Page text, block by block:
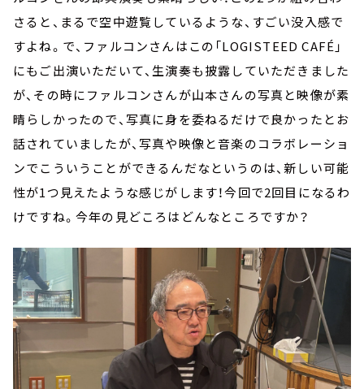
さると、まるで空中遊覧しているような、すごい没入感で
すよね。で、ファルコンさんはこの「LOGISTEED CAFÉ」
にもご出演いただいて、生演奏も披露していただきました
が、その時にファルコンさんが山本さんの写真と映像が素
晴らしかったので、写真に身を委ねるだけで良かったとお
話されていましたが、写真や映像と音楽のコラボレーショ
ンでこういうことができるんだなというのは、新しい可能
性が1つ見えたような感じがします！今回で2回目になるわ
けですね。今年の見どころはどんなところですか？